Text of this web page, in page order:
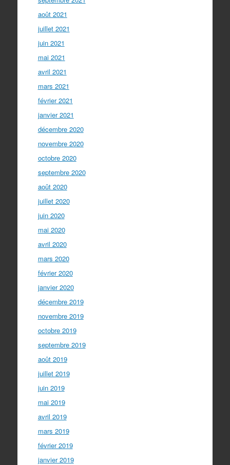
août 2021
juillet 2021
juin 2021
mai 2021
avril 2021
mars 2021
février 2021
janvier 2021
décembre 2020
novembre 2020
octobre 2020
septembre 2020
août 2020
juillet 2020
juin 2020
mai 2020
avril 2020
mars 2020
février 2020
janvier 2020
décembre 2019
novembre 2019
octobre 2019
septembre 2019
août 2019
juillet 2019
juin 2019
mai 2019
avril 2019
mars 2019
février 2019
janvier 2019